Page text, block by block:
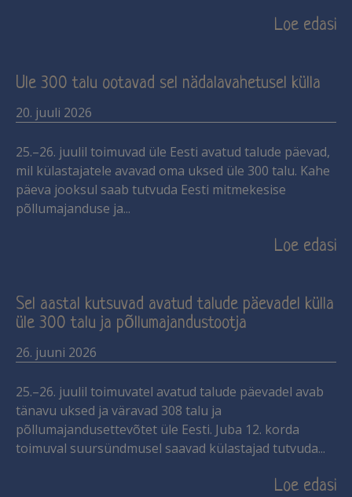
Loe edasi
Üle 300 talu ootavad sel nädalavahetusel külla
20. juuli 2026
25.–26. juulil toimuvad üle Eesti avatud talude päevad,
mil külastajatele avavad oma uksed üle 300 talu. Kahe
päeva jooksul saab tutvuda Eesti mitmekesise
põllumajanduse ja
Loe edasi
Sel aastal kutsuvad avatud talude päevadel külla
üle 300 talu ja põllumajandustootja
26. juuni 2026
25.–26. juulil toimuvatel avatud talude päevadel avab
tänavu uksed ja väravad 308 talu ja
põllumajandusettevõtet üle Eesti. Juba 12. korda
toimuval suursündmusel saavad külastajad tutvuda
Loe edasi